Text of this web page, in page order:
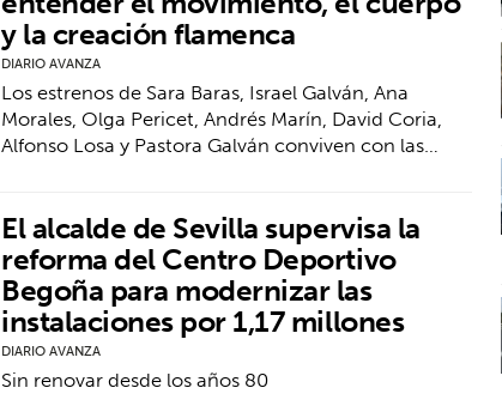
y la creación flamenca
DIARIO AVANZA
Los estrenos de Sara Baras, Israel Galván, Ana
Morales, Olga Pericet, Andrés Marín, David Coria,
Alfonso Losa y Pastora Galván conviven con las…
El alcalde de Sevilla supervisa la
reforma del Centro Deportivo
Begoña para modernizar las
instalaciones por 1,17 millones
DIARIO AVANZA
Sin renovar desde los años 80